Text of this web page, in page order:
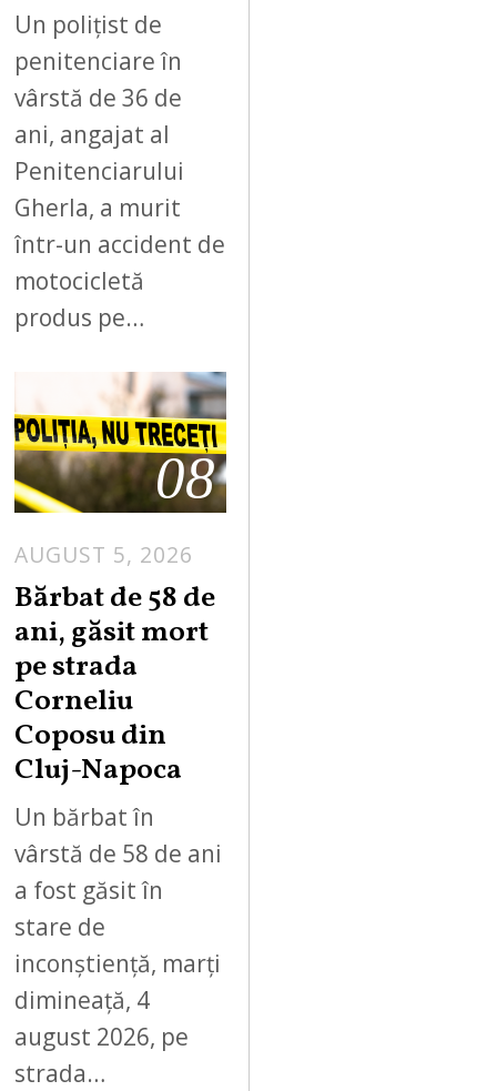
Un polițist de
penitenciare în
vârstă de 36 de
ani, angajat al
Penitenciarului
Gherla, a murit
într-un accident de
motocicletă
produs pe…
08
AUGUST 5, 2026
Bărbat de 58 de
ani, găsit mort
pe strada
Corneliu
Coposu din
Cluj-Napoca
Un bărbat în
vârstă de 58 de ani
a fost găsit în
stare de
inconștiență, marți
dimineață, 4
august 2026, pe
strada…